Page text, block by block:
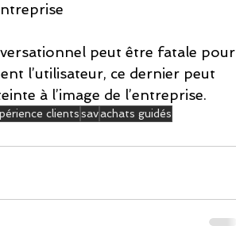
peut être fatale pour
l’utilisateur, ce dernier peut
à l’image de l’entreprise.
clientssavachats guidés